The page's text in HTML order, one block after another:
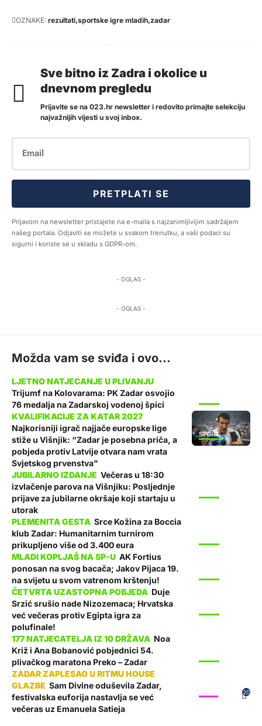
OZNAKE: rezultati sportske igre mladih zadar
Sve bitno iz Zadra i okolice u
dnevnom pregledu
Prijavite se na 023.hr newsletter i redovito primajte selekciju
najvažnijih vijesti u svoj inbox.
PRETPLATI SE
Prijavom na newsletter pristajete na e-maila s najzanimljivijim sadržajem
našeg portala. Odjaviti se možete u svakom trenutku, a vaši podaci su
sigurni i koriste se u skladu s GDPR-om.
- OGLAS -
- OGLAS -
Možda vam se sviđa i ovo...
Trijumf na Kolovarama: PK Zadar osvojio
76 medalja na Zadarskoj vodenoj špici
SPORT
Najkorisniji igrač najjače europske lige
stiže u Višnjik: “Zadar je posebna priča, a
pobjeda protiv Latvije otvara nam vrata
Svjetskog prvenstva”
Večeras u 18:30
izvlačenje parova na Višnjiku: Posljednje
prijave za jubilarne okršaje koji startaju u
utorak
Srce Kožina za Boccia
klub Zadar: Humanitarnim turnirom
prikupljeno više od 3.400 eura
AK Fortius
ponosan na svog bacača; Jakov Pijaca 19.
na svijetu u svom vatrenom krštenju!
Duje
Srzić srušio nade Nizozemaca; Hrvatska
već večeras protiv Egipta igra za
polufinale!
Noa
Križ i Ana Bobanović pobjednici 54.
plivačkog maratona Preko – Zadar
20
Sam Divine oduševila Zadar,
festivalska euforija nastavlja se već
večeras uz Emanuela Satieja